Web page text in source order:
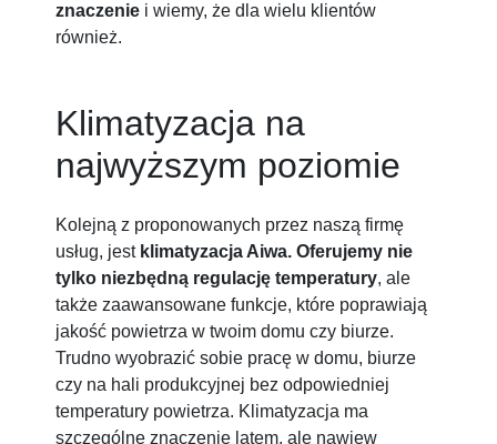
znaczenie i wiemy, że dla wielu klientów
również.
Klimatyzacja na
najwyższym poziomie
Kolejną z proponowanych przez naszą firmę
usług, jest klimatyzacja Aiwa. Oferujemy nie
tylko niezbędną regulację temperatury, ale
także zaawansowane funkcje, które poprawiają
jakość powietrza w twoim domu czy biurze.
Trudno wyobrazić sobie pracę w domu, biurze
czy na hali produkcyjnej bez odpowiedniej
temperatury powietrza. Klimatyzacja ma
szczególne znaczenie latem, ale nawiew